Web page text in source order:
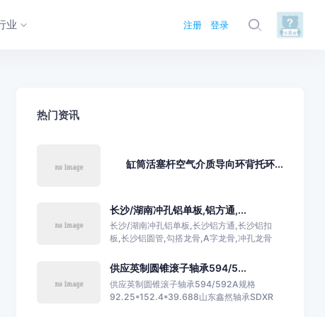
业 注册 登录
热门资讯
缸筒活塞杆空气介质导向环背托环...
长沙/湖南冲孔铝单板,铝方通,...
长沙/湖南冲孔铝单板,长沙铝方通,长沙铝扣
板,长沙铝圆管,勾搭龙骨,A字龙骨,冲孔龙骨
供应英制圆锥滚子轴承594/5...
供应英制圆锥滚子轴承594/592A规格
92.25*152.4*39.688山东鑫然轴承SDXR